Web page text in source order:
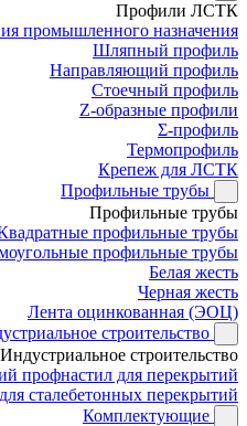
Профили ЛСТК
промышленного назначения
Шляпный профиль
Направляющий профиль
Стоечный профиль
Z-образные профили
Σ-профиль
Термопрофиль
Крепеж для ЛСТК
Профильные трубы
Профильные трубы
профильные трубы
профильные трубы
Белая жесть
Черная жесть
Лента оцинкованная (ЭОЦ)
строительство
Индустриальное строительство
профнастил для перекрытий
сталебетонных перекрытий
Комплектующие